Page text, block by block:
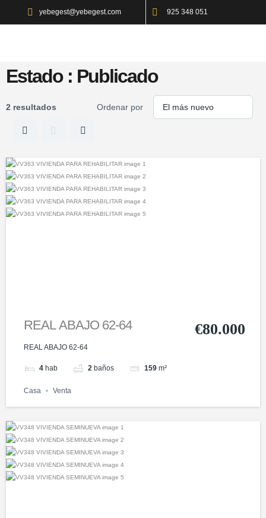
yebegest@yebegest.com 925 348 051
Estado : Publicado
2 resultados Ordenar por
REAL ABAJO 62-64
REAL ABAJO 62-64
4 hab 2 baños 159 m²
€80.000
Casa Venta